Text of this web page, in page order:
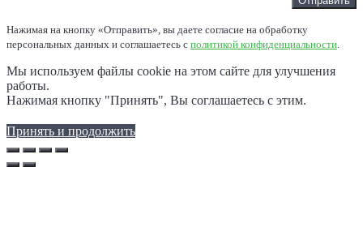
Нажимая на кнопку «Отправить», вы даете согласие на обработку
персональных данных и соглашаетесь c политикой конфиденциальности.
Мы используем файлы cookie на этом сайте для улучшения
работы.
Нажимая кнопку "Принять", Вы соглашаетесь с этим.
Принять и продолжить